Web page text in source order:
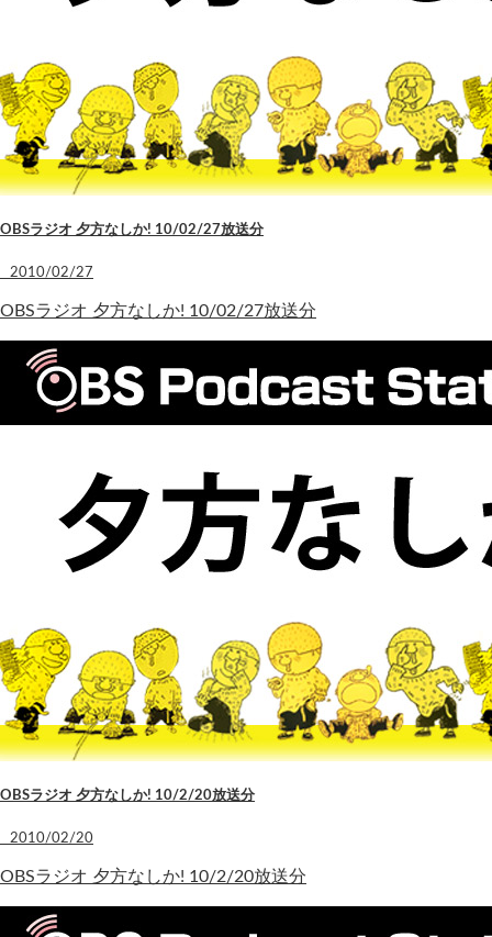
OBSラジオ 夕方なしか! 10/02/27放送分
2010/02/27
OBSラジオ 夕方なしか! 10/02/27放送分
OBSラジオ 夕方なしか! 10/2/20放送分
2010/02/20
OBSラジオ 夕方なしか! 10/2/20放送分